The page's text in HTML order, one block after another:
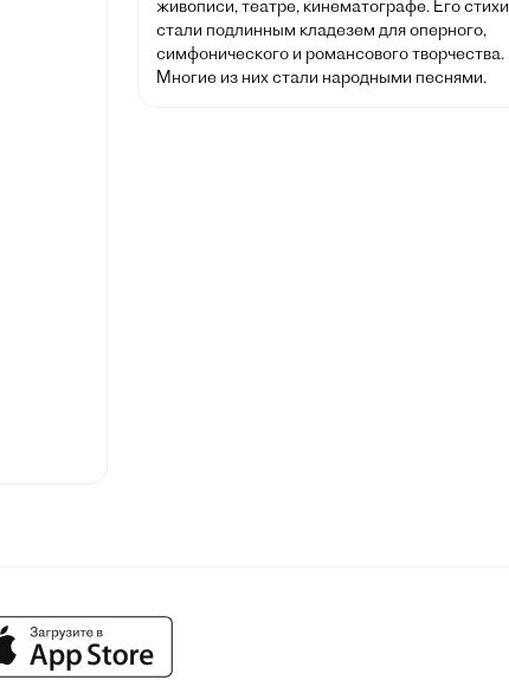
живописи, театре, кинематографе. Его стихи
стали подлинным кладезем для оперного,
симфонического и романсового творчества.
Многие из них стали народными песнями.